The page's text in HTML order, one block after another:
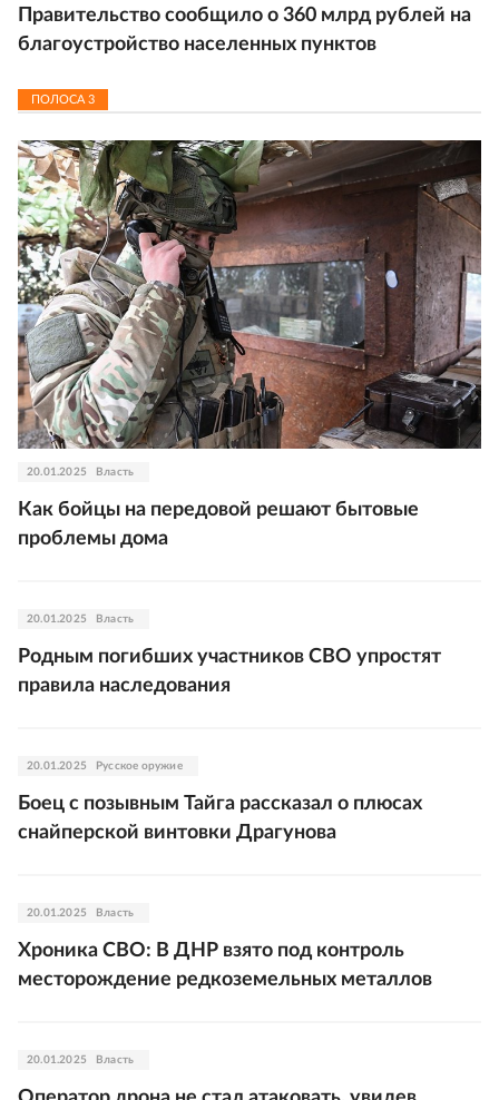
Правительство сообщило о 360 млрд рублей на
благоустройство населенных пунктов
ПОЛОСА 3
20.01.2025 Власть
Как бойцы на передовой решают бытовые
проблемы дома
20.01.2025 Власть
Родным погибших участников СВО упростят
правила наследования
20.01.2025 Русское оружие
Боец с позывным Тайга рассказал о плюсах
снайперской винтовки Драгунова
20.01.2025 Власть
Хроника СВО: В ДНР взято под контроль
месторождение редкоземельных металлов
20.01.2025 Власть